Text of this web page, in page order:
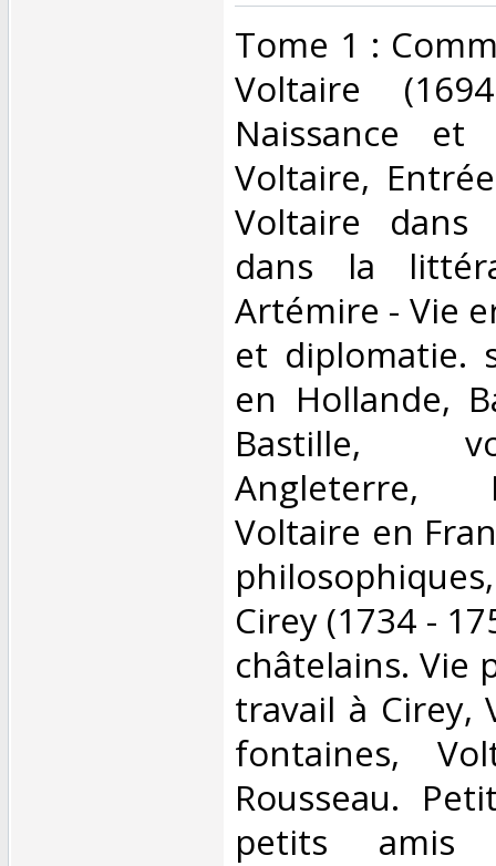
‎Tome 1 :
Voltaire
Naissance et
Voltaire,
Voltaire
dans la
Artémire - Vie
et diplomatie.
en Hollande,
Bastille,
Angleterre,
Voltaire en
Cirey (1734 -
châtelains. Vie
travail à Cirey,
fontaines,
Rousseau.
petits amis